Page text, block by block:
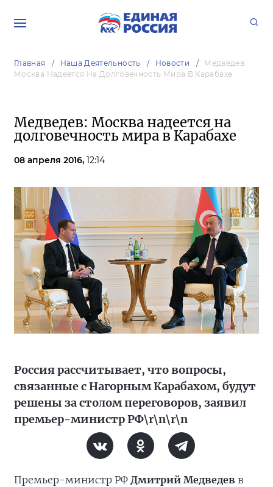
Главная Наша Деятельность Новости
Медведев:
Москва Надеется На Долговечность Мира В Карабахе
Медведев: Москва надеется на
долговечность мира в Карабахе
08 апреля 2016, 12:14
Россия рассчитывает, что вопросы,
связанные с Нагорным Карабахом, будут
решены за столом переговоров, заявил
премьер-министр РФ\r\n\r\n
Премьер-министр РФ Дмитрий Медведев в